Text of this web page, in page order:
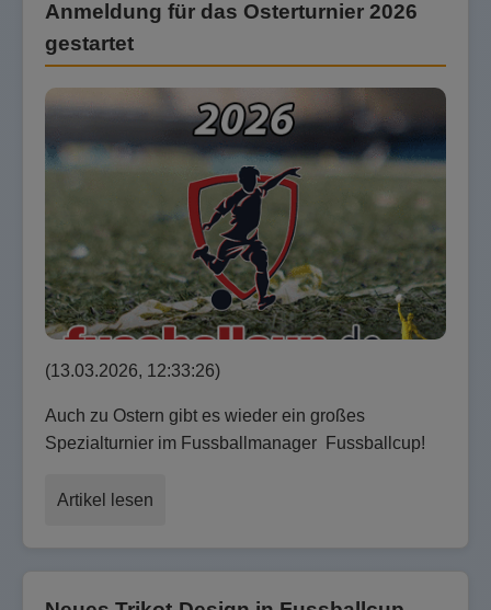
Anmeldung für das Osterturnier 2026
gestartet
(13.03.2026, 12:33:26)
Auch zu Ostern gibt es wieder ein großes
Spezialturnier im Fussballmanager Fussballcup!
Artikel lesen